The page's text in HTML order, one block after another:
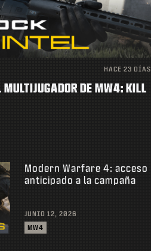
HACE 23 DÍAS
DE MW4: KILL
Modern Warfare 4: acceso
anticipado a la campaña
JUNIO 12, 2026
MW4